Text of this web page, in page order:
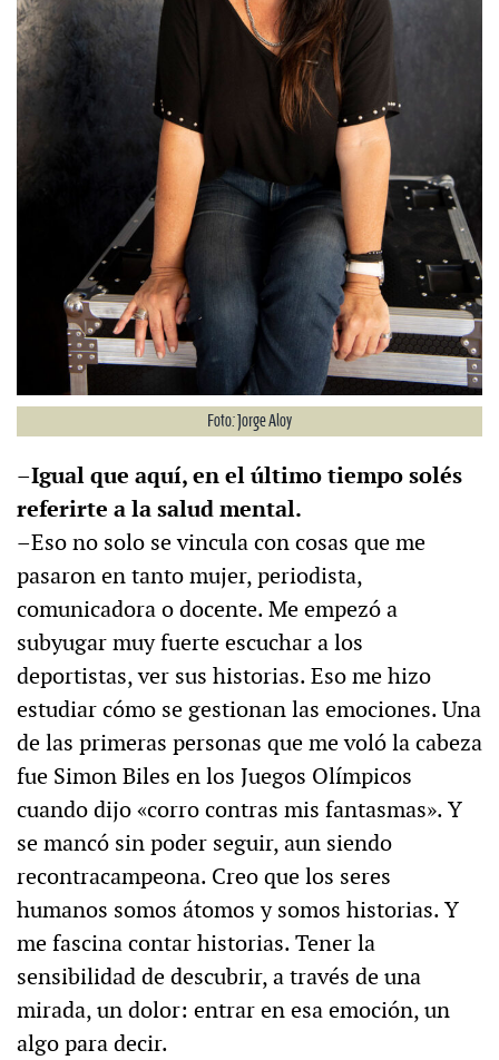
Foto: Jorge Aloy
–Igual que aquí, en el último tiempo solés
referirte a la salud mental.
–Eso no solo se vincula con cosas que me
pasaron en tanto mujer, periodista,
comunicadora o docente. Me empezó a
subyugar muy fuerte escuchar a los
deportistas, ver sus historias. Eso me hizo
estudiar cómo se gestionan las emociones. Una
de las primeras personas que me voló la cabeza
fue Simon Biles en los Juegos Olímpicos
cuando dijo «corro contras mis fantasmas». Y
se mancó sin poder seguir, aun siendo
recontracampeona. Creo que los seres
humanos somos átomos y somos historias. Y
me fascina contar historias. Tener la
sensibilidad de descubrir, a través de una
mirada, un dolor: entrar en esa emoción, un
algo para decir.